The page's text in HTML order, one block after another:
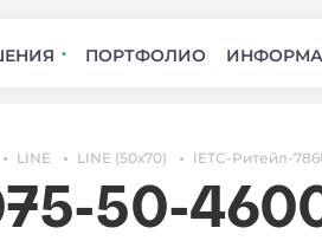
ПОРТФОЛИО
LINE LINE (50х70) IETC-Ритейл-
50-